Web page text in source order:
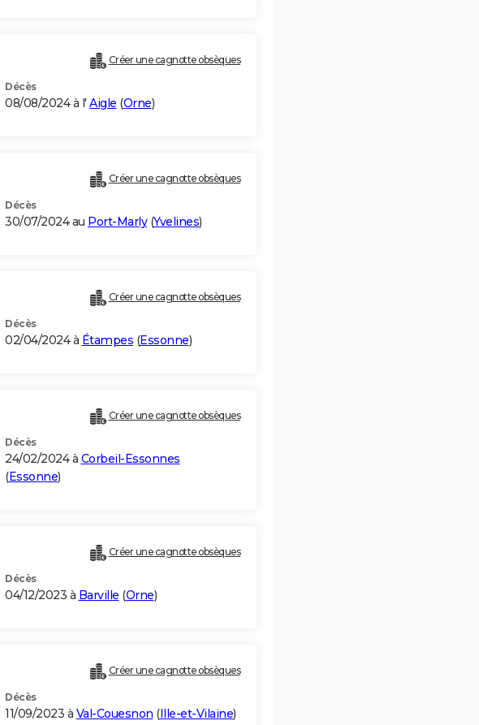
Créer une cagnotte obsèques
Décès
08/08/2024 à l' Aigle (Orne)
Créer une cagnotte obsèques
Décès
30/07/2024 au Port-Marly(Yvelines)
Créer une cagnotte obsèques
Décès
02/04/2024 à Étampes (Essonne)
Créer une cagnotte obsèques
Décès
24/02/2024 à Corbeil-Essonnes
(Essonne)
Créer une cagnotte obsèques
Décès
04/12/2023 à Barville (Orne)
Créer une cagnotte obsèques
Décès
11/09/2023 à Val-Couesnon (Ille-et-Vilaine)